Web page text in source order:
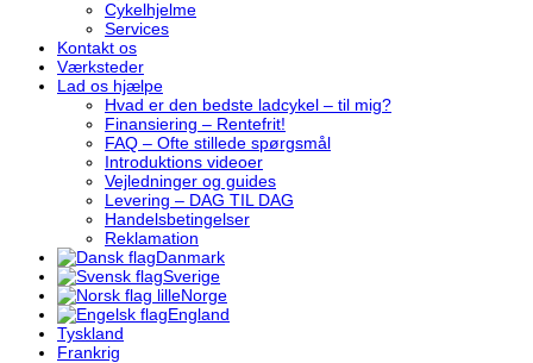
Cykelhjelme
Services
Kontakt os
Værksteder
Lad os hjælpe
Hvad er den bedste ladcykel – til mig?
Finansiering – Rentefrit!
FAQ – Ofte stillede spørgsmål
Introduktions videoer
Vejledninger og guides
Levering – DAG TIL DAG
Handelsbetingelser
Reklamation
Danmark
Sverige
Norge
England
Tyskland
Frankrig